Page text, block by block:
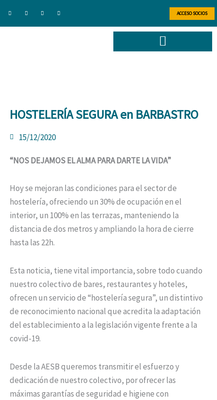
ACCESO SOCIOS
a w i n
HOSTELERÍA SEGURA en BARBASTRO
15/12/2020
“NOS DEJAMOS EL ALMA PARA DARTE LA VIDA”
Hoy se mejoran las condiciones para el sector de
hostelería, ofreciendo un 30% de ocupación en el
interior, un 100% en las terrazas, manteniendo la
distancia de dos metros y ampliando la hora de cierre
hasta las 22h.
Esta noticia, tiene vital importancia, sobre todo cuando
nuestro colectivo de bares, restaurantes y hoteles,
ofrecen un servicio de “hostelería segura”, un distintivo
de reconocimiento nacional que acredita la adaptación
del establecimiento a la legislación vigente frente a la
covid-19.
Desde la AESB queremos transmitir el esfuerzo y
dedicación de nuestro colectivo, por ofrecer las
máximas garantías de seguridad e higiene con